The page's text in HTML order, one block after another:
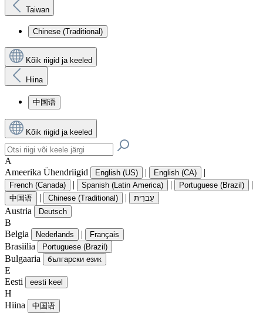
Taiwan
Chinese (Traditional)
Kõik riigid ja keeled
Hiina
中国语
Kõik riigid ja keeled
A
Ameerika Ühendriigid
English (US) | English (CA) |
French (Canada) | Spanish (Latin America) | Portuguese (Brazil) |
中国语 | Chinese (Traditional) | עִברִית
Austria Deutsch
B
Belgia
Nederlands | Français
Brasiilia Portuguese (Brazil)
Bulgaaria български език
E
Eesti
eesti keel
H
Hiina
中国语